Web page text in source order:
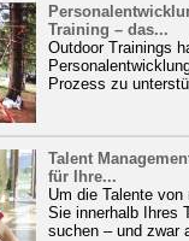
Training – das...
Outdoor Trainings
Prozess zu
Talent
für Ihre...
Um die Talente
Sie innerhalb Ihres
suchen – und zwar